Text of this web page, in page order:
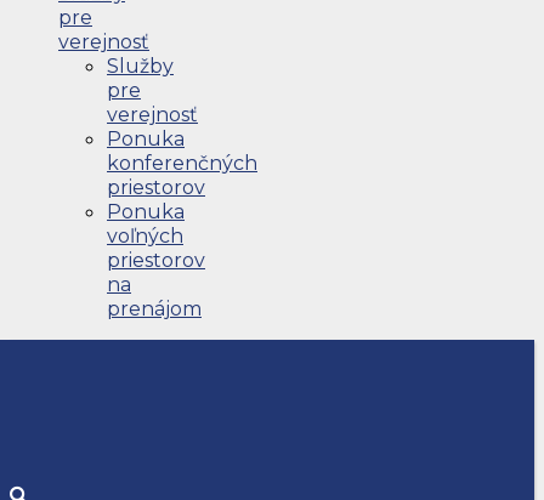
pre
verejnosť
Služby
pre
verejnosť
Ponuka
konferenčných
priestorov
Ponuka
voľných
priestorov
na
prenájom